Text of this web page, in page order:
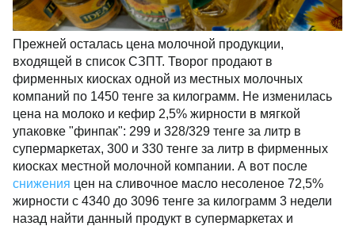
Прежней осталась цена молочной продукции,
входящей в список СЗПТ. Творог продают в
фирменных киосках одной из местных молочных
компаний по 1450 тенге за килограмм. Не изменилась
цена на молоко и кефир 2,5% жирности в мягкой
упаковке "финпак": 299 и 328/329 тенге за литр в
супермаркетах, 300 и 330 тенге за литр в фирменных
киосках местной молочной компании. А вот после
снижения цен на сливочное масло несоленое 72,5%
жирности с 4340 до 3096 тенге за килограмм 3 недели
назад найти данный продукт в супермаркетах и